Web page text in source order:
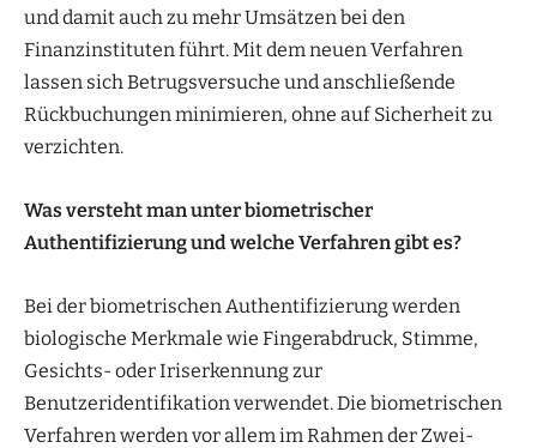
und damit auch zu mehr Umsätzen bei den
Finanzinstituten führt. Mit dem neuen Verfahren
lassen sich Betrugsversuche und anschließende
Rückbuchungen minimieren, ohne auf Sicherheit zu
verzichten.
Was versteht man unter biometrischer
Authentifizierung und welche Verfahren gibt es?
Bei der biometrischen Authentifizierung werden
biologische Merkmale wie Fingerabdruck, Stimme,
Gesichts- oder Iriserkennung zur
Benutzeridentifikation verwendet. Die biometrischen
Verfahren werden vor allem im Rahmen der Zwei-